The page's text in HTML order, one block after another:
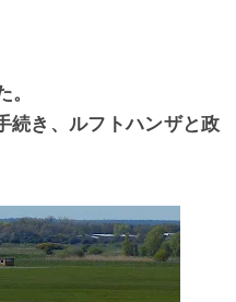
続き、ルフトハンザと政